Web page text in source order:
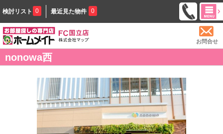
検討リスト 0 最近見た物件 0
お問合せ
nonowa西